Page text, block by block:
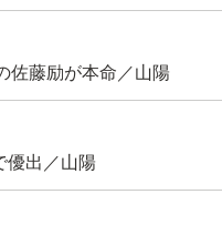
佐藤励が本命／山陽
優出／山陽